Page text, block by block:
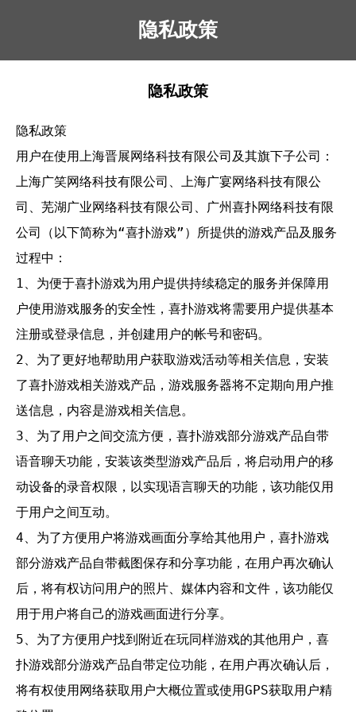
隐私政策
隐私政策
隐私政策
用户在使用上海晋展网络科技有限公司及其旗下子公司：
上海广笑网络科技有限公司、上海广宴网络科技有限公
司、芜湖广业网络科技有限公司、广州喜扑网络科技有限
公司（以下简称为“喜扑游戏”）所提供的游戏产品及服务
过程中：
1、为便于喜扑游戏为用户提供持续稳定的服务并保障用
户使用游戏服务的安全性，喜扑游戏将需要用户提供基本
注册或登录信息，并创建用户的帐号和密码。
2、为了更好地帮助用户获取游戏活动等相关信息，安装
了喜扑游戏相关游戏产品，游戏服务器将不定期向用户推
送信息，内容是游戏相关信息。
3、为了用户之间交流方便，喜扑游戏部分游戏产品自带
语音聊天功能，安装该类型游戏产品后，将启动用户的移
动设备的录音权限，以实现语言聊天的功能，该功能仅用
于用户之间互动。
4、为了方便用户将游戏画面分享给其他用户，喜扑游戏
部分游戏产品自带截图保存和分享功能，在用户再次确认
后，将有权访问用户的照片、媒体内容和文件，该功能仅
用于用户将自己的游戏画面进行分享。
5、为了方便用户找到附近在玩同样游戏的其他用户，喜
扑游戏部分游戏产品自带定位功能，在用户再次确认后，
将有权使用网络获取用户大概位置或使用GPS获取用户精